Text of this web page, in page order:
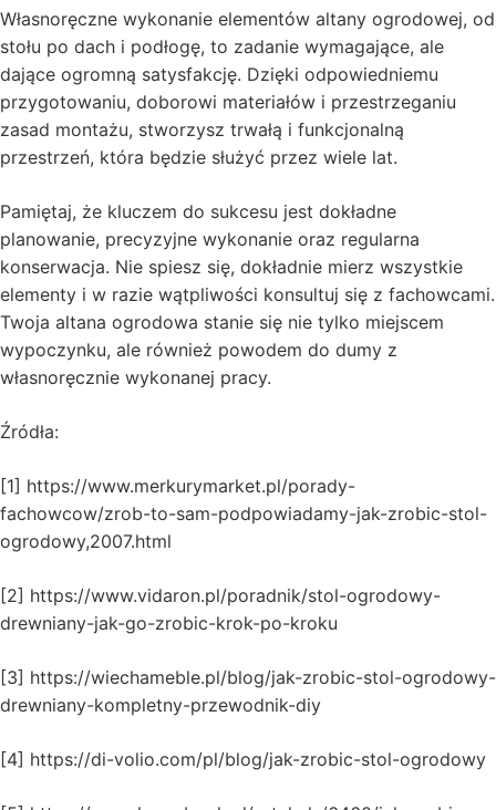
Własnoręczne wykonanie elementów altany ogrodowej, od
stołu po dach i podłogę, to zadanie wymagające, ale
dające ogromną satysfakcję. Dzięki odpowiedniemu
przygotowaniu, doborowi materiałów i przestrzeganiu
zasad montażu, stworzysz trwałą i funkcjonalną
przestrzeń, która będzie służyć przez wiele lat.
Pamiętaj, że kluczem do sukcesu jest dokładne
planowanie, precyzyjne wykonanie oraz regularna
konserwacja. Nie spiesz się, dokładnie mierz wszystkie
elementy i w razie wątpliwości konsultuj się z fachowcami.
Twoja altana ogrodowa stanie się nie tylko miejscem
wypoczynku, ale również powodem do dumy z
własnoręcznie wykonanej pracy.
Źródła:
[1] https://www.merkurymarket.pl/porady-
fachowcow/zrob-to-sam-podpowiadamy-jak-zrobic-stol-
ogrodowy,2007.html
[2] https://www.vidaron.pl/poradnik/stol-ogrodowy-
drewniany-jak-go-zrobic-krok-po-kroku
[3] https://wiechameble.pl/blog/jak-zrobic-stol-ogrodowy-
drewniany-kompletny-przewodnik-diy
[4] https://di-volio.com/pl/blog/jak-zrobic-stol-ogrodowy